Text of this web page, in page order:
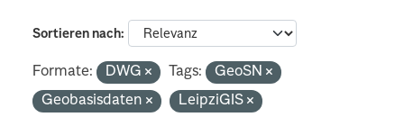
Sortieren nach
Formate: DWG Tags:
GeoSN
Geobasisdaten
LeipziGIS